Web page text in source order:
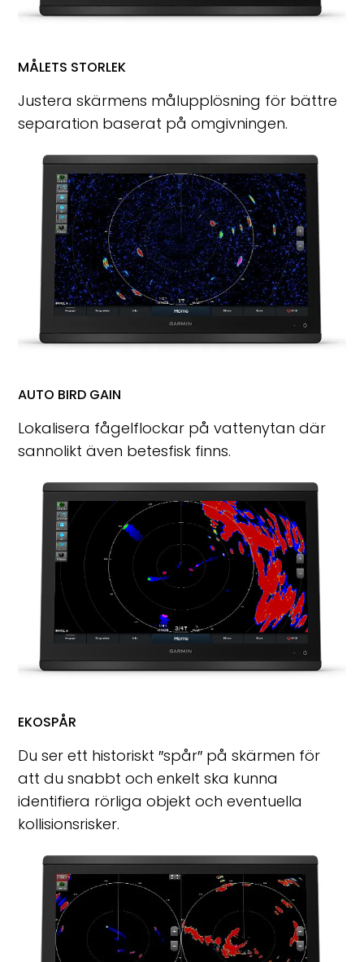
MÅLETS STORLEK
Justera skärmens målupplösning för bättre
separation baserat på omgivningen.
AUTO BIRD GAIN
Lokalisera fågelflockar på vattenytan där
sannolikt även betesfisk finns.
EKOSPÅR
Du ser ett historiskt ″spår″ på skärmen för
att du snabbt och enkelt ska kunna
identifiera rörliga objekt och eventuella
kollisionsrisker.